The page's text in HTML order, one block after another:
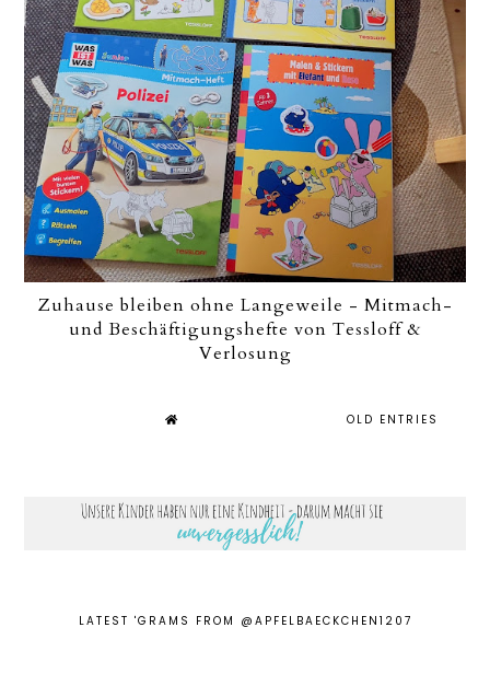
Zuhause bleiben ohne Langeweile - Mitmach-
und Beschäftigungshefte von Tessloff &
Verlosung
OLD ENTRIES
LATEST 'GRAMS FROM @APFELBAECKCHEN1207